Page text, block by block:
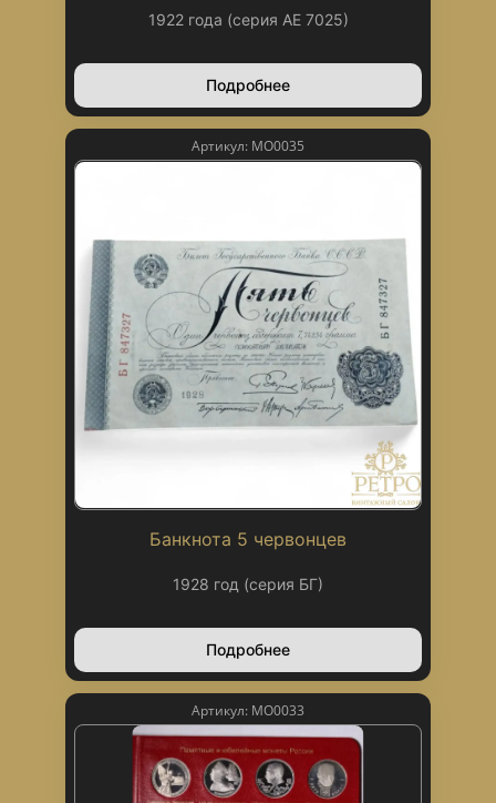
1922 года (серия АЕ 7025)
Подробнее
Артикул: МО0035
Банкнота 5 червонцев
1928 год (серия БГ)
Подробнее
Артикул: МО0033